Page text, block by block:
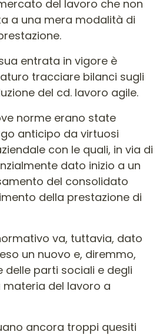
del lavoro che non
a una mera modalità di
entrata in vigore è
tracciare bilanci sugli
del cd. lavoro agile.
norme erano state
anticipo da virtuosi
con le quali, in via di
dato inizio a un
del consolidato
della prestazione di
va, tuttavia, dato
un nuovo e, diremmo,
delle parti sociali e degli
del lavoro a
ancora troppi quesiti